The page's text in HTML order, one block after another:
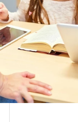
Forschung
Projekte